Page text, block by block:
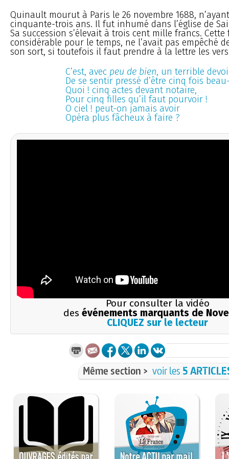
Quinault mourut à Paris le 26 novembre 1688,
cinquante-trois ans. Il fut inhumé dans l’église de
Sa succession s’élevait à trois cent mille francs.
considérable pour le temps, ne l’avait pas empêché
son sort, si toutefois il faut prendre à la lettre les
C’est, avec peu de bien, un terrible
De se sentir pressé d’être cinq fois
Quoi ! cinq actes devant notaire,
Pour cinq filles qu’il faut pourvoir !
O ciel ! peut-on jamais avoir
Opéra plus fâcheux à faire ?
Pour consulter la vidéo
des événements marquants de
CLIQUEZ sur le lecteur
Même section > voir les 5